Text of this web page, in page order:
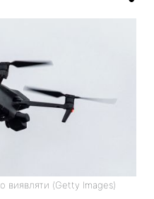
виявляти (Getty Images)